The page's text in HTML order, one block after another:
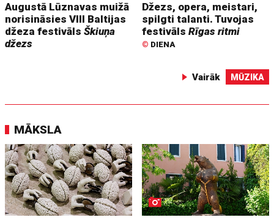
Augustā Lūznavas muižā
norisināsies VIII Baltijas
džeza festivālsŠkiuņa
džezs
Džezs, opera, meistari,
spilgti talanti. Tuvojas
festivālsRīgas ritmi
© DIENA
Vairāk MŪZIKA
MĀKSLA